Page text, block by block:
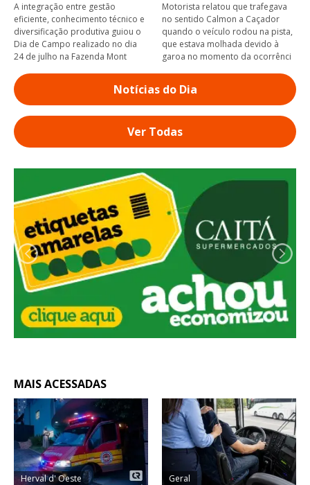
A integração entre gestão
eficiente, conhecimento técnico e
diversificação produtiva guiou o
Dia de Campo realizado no dia
24 de julho na Fazenda Mont
Motorista relatou que trafegava
no sentido Calmon a Caçador
quando o veículo rodou na pista,
que estava molhada devido à
garoa no momento da ocorrênci
Notícias do Dia
Ver Todas
MAIS ACESSADAS
Herval d' Oeste Geral